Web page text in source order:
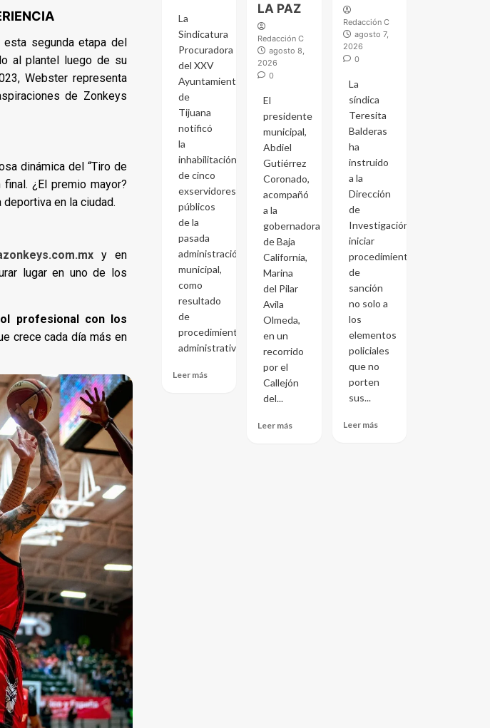
segunda etapa del
al plantel luego de su
Webster representa
de Zonkeys
dinámica del “Tiro de
¿El premio mayor?
en la ciudad.
y en
lugar en uno de los
profesional con los
crece cada día más en
La
Sindicatura
Procuradora
del XXV
Ayuntamiento
de
Tijuana
notificó
la
inhabilitación
de cinco
exservidores
públicos
de la
pasada
administración
municipal,
como
resultado
de
procedimientos
administrativos...
Leer más
LA PAZ
Redacción C
agosto 8,
2026
0
El
presidente
municipal,
Abdiel
Gutiérrez
Coronado,
acompañó
a la
gobernadora
de Baja
California,
Marina
del Pilar
Avila
Olmeda,
en un
recorrido
por el
Callejón
del...
Leer más
Redacción C
agosto 7,
2026
0
La
síndica
Teresita
Balderas
ha
instruido
a la
Dirección
de
Investigación
iniciar
procedimientos
de
sanción
no solo a
los
elementos
policiales
que no
porten
sus...
Leer más